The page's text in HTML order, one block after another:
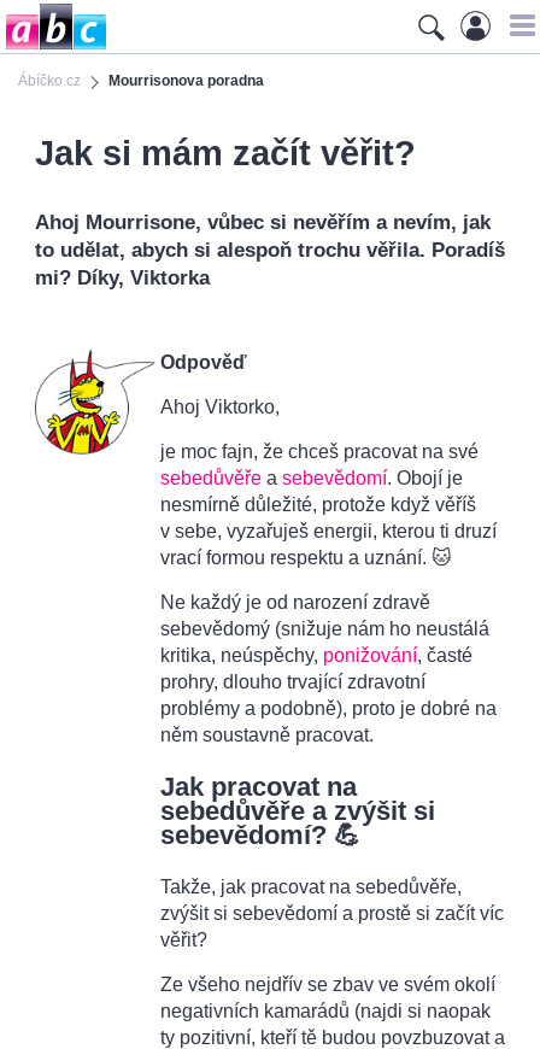
Ábíčko.cz Mourrisonova poradna
Jak si mám začít věřit?
Ahoj Mourrisone, vůbec si nevěřím a nevím, jak
to udělat, abych si alespoň trochu věřila. Poradíš
mi? Díky, Viktorka
Odpověď
Ahoj Viktorko,
je moc fajn, že chceš pracovat na své
sebedůvěře a sebevědomí. Obojí je
nesmírně důležité, protože když věříš
v sebe, vyzařuješ energii, kterou ti druzí
vrací formou respektu a uznání. 🐱
Ne každý je od narození zdravě
sebevědomý (snižuje nám ho neustálá
kritika, neúspěchy, ponižování, časté
prohry, dlouho trvající zdravotní
problémy a podobně), proto je dobré na
něm soustavně pracovat.
Jak pracovat na
sebedůvěře a zvýšit si
sebevědomí? 💪
Takže, jak pracovat na sebedůvěře,
zvýšit si sebevědomí a prostě si začít víc
věřit?
Ze všeho nejdřív se zbav ve svém okolí
negativních kamarádů (najdi si naopak
ty pozitivní, kteří tě budou povzbuzovat a